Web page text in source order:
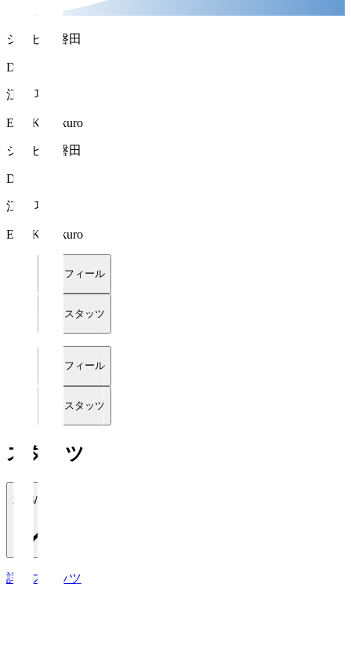
ジュビロ磐田
DF 5
江﨑 巧朗
EZAKI Takuro
ジュビロ磐田
DF 5
江﨑 巧朗
EZAKI Takuro
プロフィール
詳細スタッツ
プロフィール
詳細スタッツ
スタッツ
2026/27
詳細スタッツ